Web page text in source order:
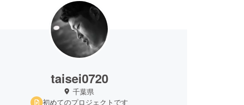
taisei0720
千葉県
初めてのプロジェクトです